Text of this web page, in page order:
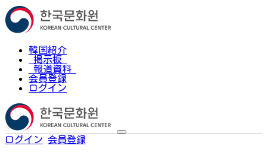
韓国紹介
掲示板
報道資料
会員登録
ログイン
ログイン 会員登録